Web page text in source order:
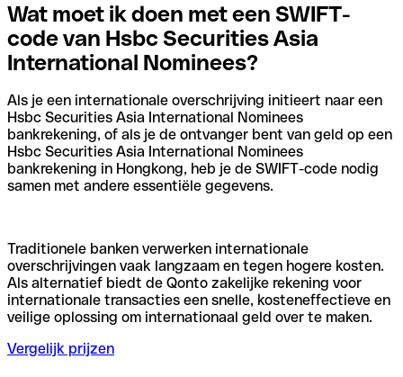
Wat moet ik doen met een SWIFT-
code van Hsbc Securities Asia
International Nominees?
Als je een internationale overschrijving initieert naar een
Hsbc Securities Asia International Nominees
bankrekening, of als je de ontvanger bent van geld op een
Hsbc Securities Asia International Nominees
bankrekening in Hongkong, heb je de SWIFT-code nodig
samen met andere essentiële gegevens.
Traditionele banken verwerken internationale
overschrijvingen vaak langzaam en tegen hogere kosten.
Als alternatief biedt de Qonto zakelijke rekening voor
internationale transacties een snelle, kosteneffectieve en
veilige oplossing om internationaal geld over te maken.
Vergelijk prijzen